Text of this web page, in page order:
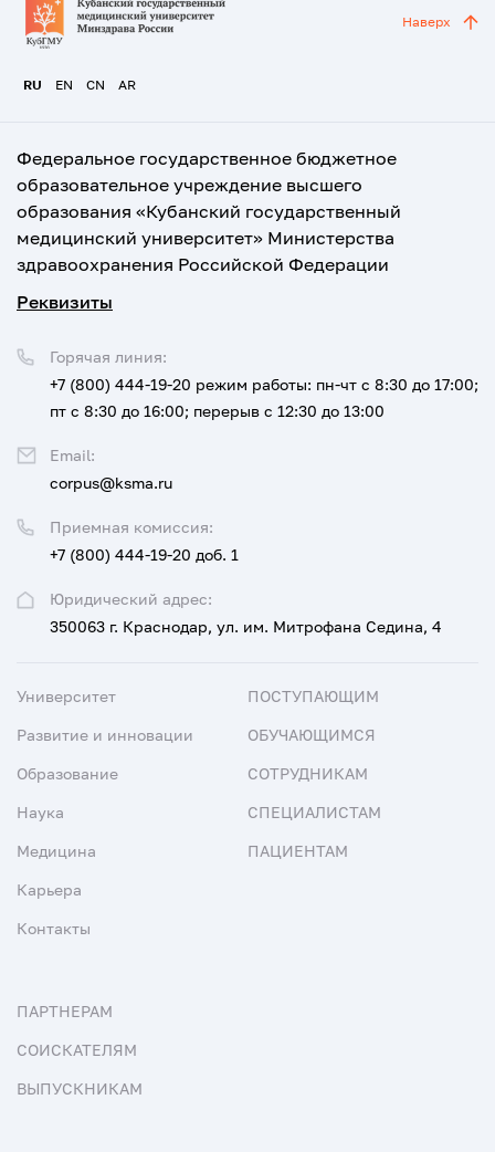
RU EN CN AR
Наверх
Федеральное государственное бюджетное
образовательное учреждение высшего
образования «Кубанский государственный
медицинский университет» Министерства
здравоохранения Российской Федерации
Реквизиты
Юридический адрес:
350063 г. Краснодар, ул. им. Митрофана Седина, 4
Приемная комиссия:
+7 (800) 444-19-20 доб. 1
Горячая линия:
+7 (800) 444-19-20 режим работы: пн-чт с 8:30 до 17:00;
пт с 8:30 до 16:00; перерыв с 12:30 до 13:00
Email:
corpus@ksma.ru
Университет
Развитие и инновации
Образование
Наука
Медицина
Карьера
Контакты
ПОСТУПАЮЩИМ
ОБУЧАЮЩИМСЯ
СОТРУДНИКАМ
СПЕЦИАЛИСТАМ
ПАЦИЕНТАМ
ПАРТНЕРАМ
СОИСКАТЕЛЯМ
ВЫПУСКНИКАМ